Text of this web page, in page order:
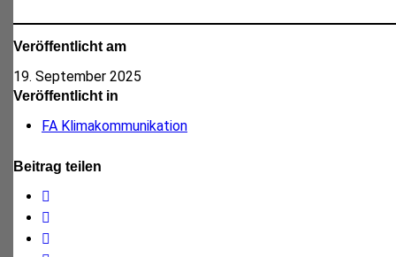
Veröffentlicht am
19. September 2025
Veröffentlicht in
FA Klimakommunikation
Beitrag teilen